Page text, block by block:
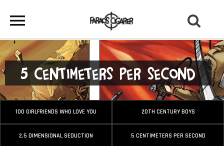
5 Centimeters Per Second
100 GIRLFRIENDS WHO LOVE YOU 20TH CENTURY BOYS
2.5 DIMENSIONAL SEDUCTION 5 CENTIMETERS PER SECOND